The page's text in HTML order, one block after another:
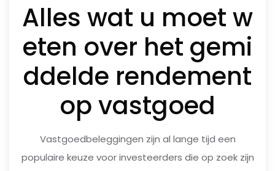
Alles wat u moet w
eten over het gemi
ddelde rendement
op vastgoed
Vastgoedbeleggingen zijn al lange tijd een
populaire keuze voor investeerders die op zoek zijn